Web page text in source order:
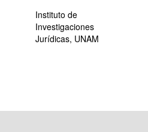
Instituto de
Investigaciones
Jurídicas, UNAM